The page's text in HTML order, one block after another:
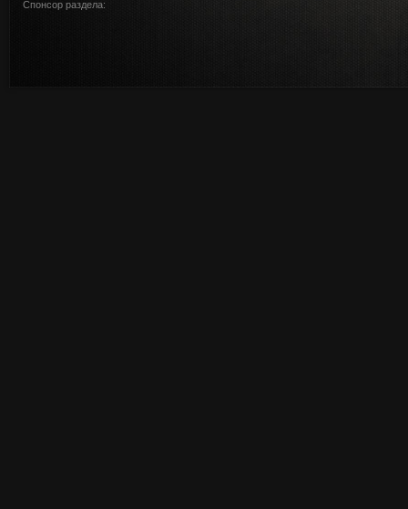
Спонсор раздела: